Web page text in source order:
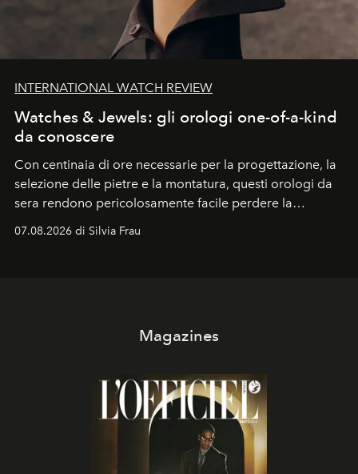
INTERNATIONAL WATCH REVIEW
Watches & Jewels: gli orologi one-of-a-kind
da conoscere
Con centinaia di ore necessarie per la progettazione, la
selezione delle pietre e la montatura, questi orologi da
sera rendono pericolosamente facile perdere la
cognizione del tempo. Ma con quadranti così
07.08.2026 di Silvia Frau
Magazines